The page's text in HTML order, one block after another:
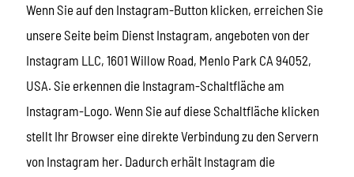
Wenn Sie auf den Instagram-Button klicken, erreichen Sie
unsere Seite beim Dienst Instagram, angeboten von der
Instagram LLC, 1601 Willow Road, Menlo Park CA 94052,
USA. Sie erkennen die Instagram-Schaltfläche am
Instagram-Logo. Wenn Sie auf diese Schaltfläche klicken
stellt Ihr Browser eine direkte Verbindung zu den Servern
von Instagram her. Dadurch erhält Instagram die